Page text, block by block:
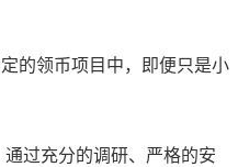
的领币项目中，即便只是小
过充分的调研、严格的安